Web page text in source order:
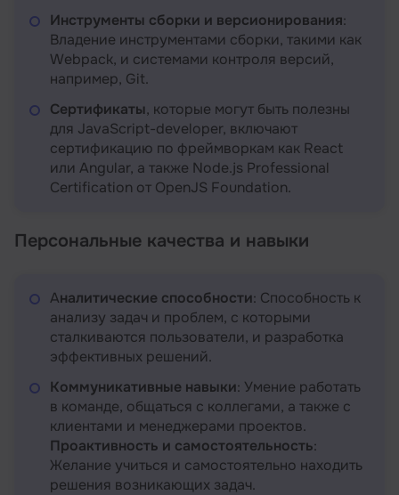
Инструменты сборки и версионирования:
Владение инструментами сборки, такими как
Webpack, и системами контроля версий,
например, Git.
Сертификаты, которые могут быть полезны
для JavaScript-developer, включают
сертификацию по фреймворкам как React
или Angular, а также Node.js Professional
Certification от OpenJS Foundation.
Персональные качества и навыки
Аналитические способности: Способность к
анализу задач и проблем, с которыми
сталкиваются пользователи, и разработка
эффективных решений.
Коммуникативные навыки: Умение работать
в команде, общаться с коллегами, а также с
клиентами и менеджерами проектов.
Проактивность и самостоятельность:
Желание учиться и самостоятельно находить
решения возникающих задач.